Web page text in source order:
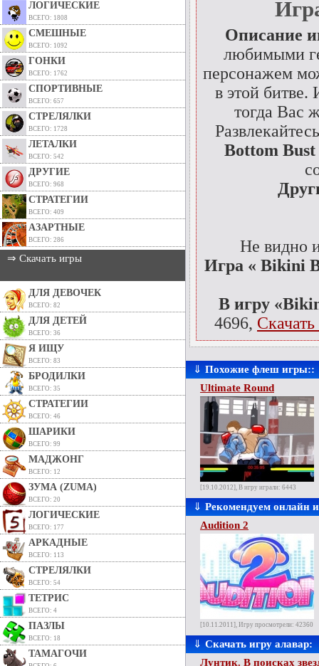
ЛОГИЧЕСКИЕ
ВСЕГО: 1808
СМЕШНЫЕ
ВСЕГО: 1092
ГОНКИ
ВСЕГО: 1762
СПОРТИВНЫЕ
ВСЕГО: 657
СТРЕЛЯЛКИ
ВСЕГО: 1728
ЛЕТАЛКИ
ВСЕГО: 542
ДРУГИЕ
ВСЕГО: 968
СТРАТЕГИИ
ВСЕГО: 409
АЗАРТНЫЕ
ВСЕГО: 286
⇒ Скачать игры
ДЛЯ ДЕВОЧЕК
ВСЕГО: 82
ДЛЯ ДЕТЕЙ
ВСЕГО: 36
Я ИЩУ
ВСЕГО: 83
БРОДИЛКИ
ВСЕГО: 35
СТРАТЕГИИ
ВСЕГО: 46
ШАРИКИ
ВСЕГО: 99
МАДЖОНГ
ВСЕГО: 12
ЗУМА (ZUMA)
ВСЕГО: 20
ЛОГИЧЕСКИЕ
ВСЕГО: 177
АРКАДНЫЕ
ВСЕГО: 113
СТРЕЛЯЛКИ
ВСЕГО: 54
ТЕТРИС
ВСЕГО: 4
ПАЗЛЫ
ВСЕГО: 18
ТАМАГОЧИ
Описание
любимыми
персонажем
в этой битве.
тогда Вас
Bottom Bust
Не видно
Игра « Bikini
В игру
4696,
⇓ Похожие флеш игры::
Ultimate Round
[19.10.2012], В игру играли: 6443
⇓ Рекомендуем онлайн
Audition 2
[10.11.2011], Игру просмотрели: 42360
⇓ Скачать игру алавар:
Лунтик. В поисках